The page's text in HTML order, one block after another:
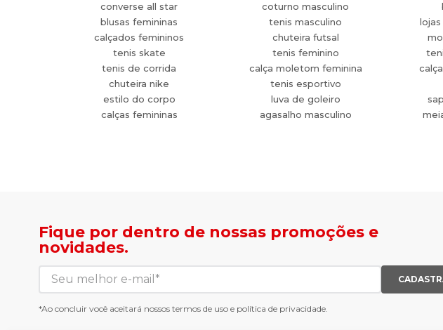
converse all star
blusas femininas
calçados femininos
tenis skate
tenis de corrida
chuteira nike
estilo do corpo
calças femininas
coturno masculino
tenis masculino
chuteira futsal
tenis feminino
calça moletom feminina
tenis esportivo
luva de goleiro
agasalho masculino
Fique por dentro de nossas promoções e
novidades.
*Ao concluir você aceitará nossos termos de uso e política de privacidade.